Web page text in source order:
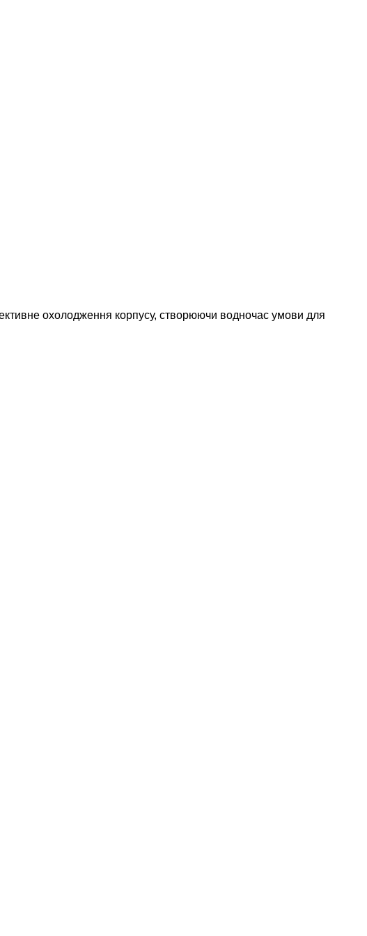
охолодження корпусу, створюючи водночас умови для